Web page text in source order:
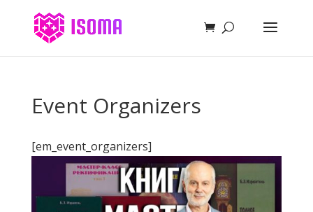
Event Organizers
[em_event_organizers]